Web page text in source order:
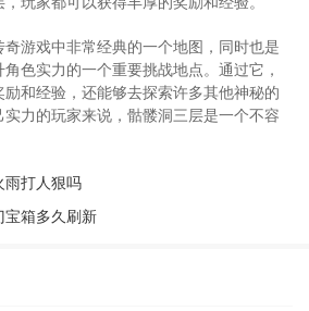
游戏中非常经典的一个地图，同时也是
色实力的一个重要挑战地点。通过它，
和经验，还能够去探索许多其他神秘的
力的玩家来说，骷髅洞三层是一个不容
雨打人狠吗
宝箱多久刷新